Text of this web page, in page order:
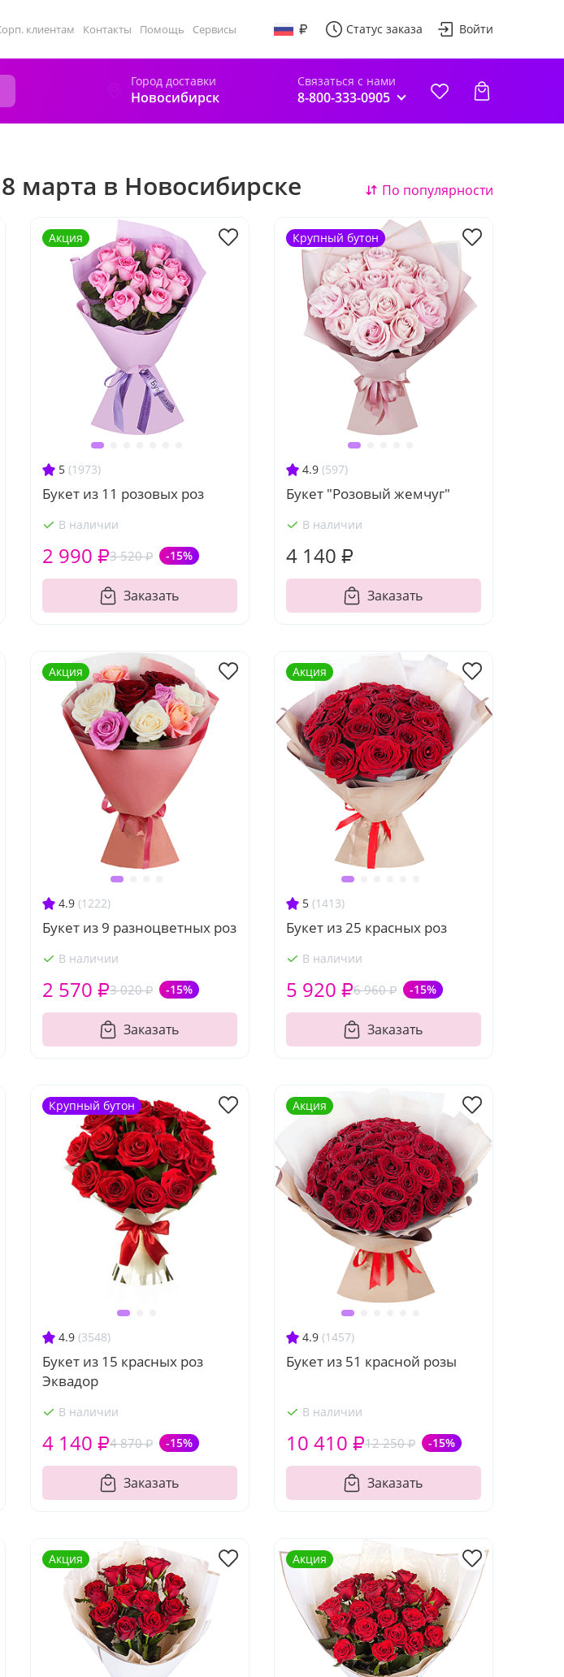
клиентам Контакты Помощь Сервисы Статус заказа Войти
Город доставки
Новосибирск
Связаться с нами
8-800-333-0905
марта в Новосибирске По популярности
5 (1973)
Букет из 11 розовых роз
В наличии
3 520 ₽ -15%
2 990 ₽
Заказать
Акция
4.9 (597)
Букет "Розовый жемчуг"
В наличии
4 140 ₽
Заказать
Крупный бутон
4.9 (1222)
Букет из 9 разноцветных роз
В наличии
3 020 ₽ -15%
2 570 ₽
Заказать
Акция
5 (1413)
Букет из 25 красных роз
В наличии
6 960 ₽ -15%
5 920 ₽
Заказать
Акция
4.9 (3548)
Букет из 15 красных роз
Эквадор
В наличии
4 870 ₽ -15%
4 140 ₽
Заказать
Крупный бутон
4.9 (1457)
Букет из 51 красной розы
В наличии
12 250 ₽ -15%
10 410 ₽
Заказать
Акция
Акция Акция